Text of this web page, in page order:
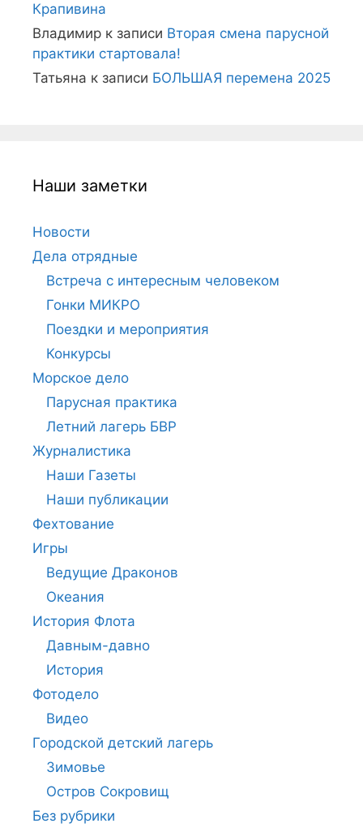
Крапивина
Владимир к записи Вторая смена парусной
практики стартовала!
Татьяна к записи БОЛЬШАЯ перемена 2025
Наши заметки
Новости
Дела отрядные
Встреча с интересным человеком
Гонки МИКРО
Поездки и мероприятия
Конкурсы
Морское дело
Парусная практика
Летний лагерь БВР
Журналистика
Наши Газеты
Наши публикации
Фехтование
Игры
Ведущие Драконов
Океания
История Флота
Давным-давно
История
Фотодело
Видео
Городской детский лагерь
Зимовье
Остров Сокровищ
Без рубрики